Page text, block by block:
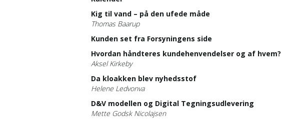
Kig til vand – på den ufede måde
Thomas Baarup
Kunden set fra Forsyningens side
Hvordan håndteres kundehenvendelser og af hvem?
Aksel Kirkeby
Da kloakken blev nyhedsstof
Helene Ledvonva
D&V modellen og Digital Tegningsudlevering
Mette Godsk Nicolajsen